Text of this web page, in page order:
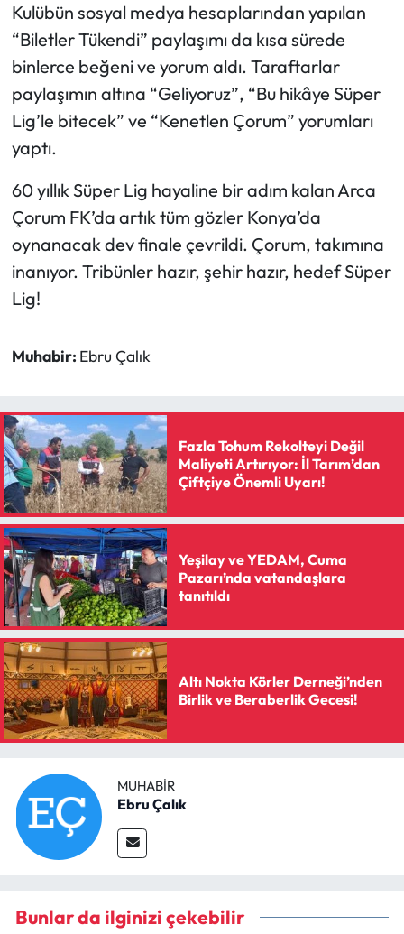
Kulübün sosyal medya hesaplarından yapılan
“Biletler Tükendi” paylaşımı da kısa sürede
binlerce beğeni ve yorum aldı. Taraftarlar
paylaşımın altına “Geliyoruz”, “Bu hikâye Süper
Lig’le bitecek” ve “Kenetlen Çorum” yorumları
yaptı.
60 yıllık Süper Lig hayaline bir adım kalan Arca
Çorum FK’da artık tüm gözler Konya’da
oynanacak dev finale çevrildi. Çorum, takımına
inanıyor. Tribünler hazır, şehir hazır, hedef Süper
Lig!
Muhabir: Ebru Çalık
Fazla Tohum Rekolteyi Değil
Maliyeti Artırıyor: İl Tarım’dan
Çiftçiye Önemli Uyarı!
Yeşilay ve YEDAM, Cuma
Pazarı’nda vatandaşlara
tanıtıldı
Altı Nokta Körler Derneği’nden
Birlik ve Beraberlik Gecesi!
MUHABIR
Ebru Çalık
Bunlar da ilginizi çekebilir
Resmi Reklam
Siyaset
Sungurlu Haberleri
Turizm
Yaşam
Yayla Haber
Yemek Tarifleri
Yerel Haberler